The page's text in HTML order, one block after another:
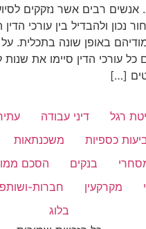
אנשים רבים אשר נזקקים
נכון ולהבדיל בין עורכי
באופן שונה בתכלית.
כל עורכי הדין סיימו את
[…]
רגל דיני עבודה
כספיות
משכנתאות
בנקים הסכם
מקרקעין חברות-
בלוג